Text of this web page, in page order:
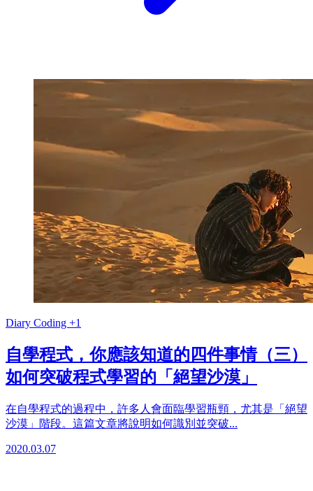
Diary Coding +1
自學程式，你應該知道的四件事情（三）
如何突破程式學習的「絕望沙漠」
在自學程式的過程中，許多人會面臨學習瓶頸，尤其是「絕望
沙漠」階段。這篇文章將說明如何識別並突破...
2020.03.07